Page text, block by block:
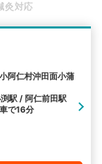
名から探す
灸対応
阿仁村沖田面小蒲
駅 / 阿仁前田駅
で16分